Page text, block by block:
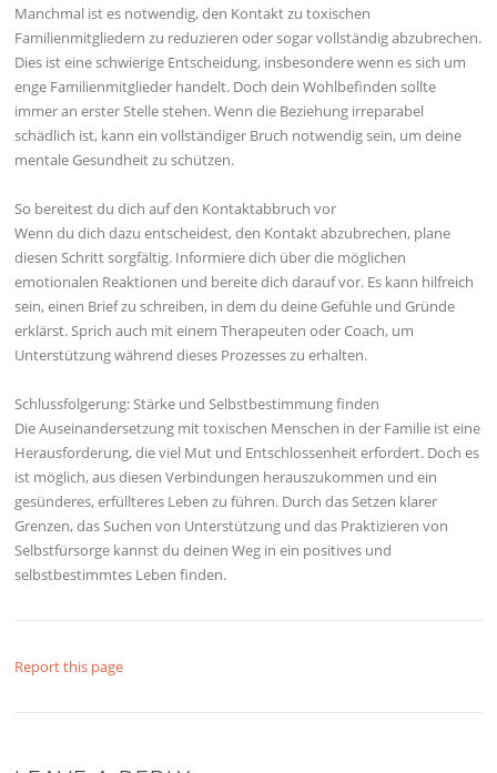
Manchmal ist es notwendig, den Kontakt zu toxischen
Familienmitgliedern zu reduzieren oder sogar vollständig abzubrechen.
Dies ist eine schwierige Entscheidung, insbesondere wenn es sich um
enge Familienmitglieder handelt. Doch dein Wohlbefinden sollte
immer an erster Stelle stehen. Wenn die Beziehung irreparabel
schädlich ist, kann ein vollständiger Bruch notwendig sein, um deine
mentale Gesundheit zu schützen.
So bereitest du dich auf den Kontaktabbruch vor
Wenn du dich dazu entscheidest, den Kontakt abzubrechen, plane
diesen Schritt sorgfältig. Informiere dich über die möglichen
emotionalen Reaktionen und bereite dich darauf vor. Es kann hilfreich
sein, einen Brief zu schreiben, in dem du deine Gefühle und Gründe
erklärst. Sprich auch mit einem Therapeuten oder Coach, um
Unterstützung während dieses Prozesses zu erhalten.
Schlussfolgerung: Stärke und Selbstbestimmung finden
Die Auseinandersetzung mit toxischen Menschen in der Familie ist eine
Herausforderung, die viel Mut und Entschlossenheit erfordert. Doch es
ist möglich, aus diesen Verbindungen herauszukommen und ein
gesünderes, erfüllteres Leben zu führen. Durch das Setzen klarer
Grenzen, das Suchen von Unterstützung und das Praktizieren von
Selbstfürsorge kannst du deinen Weg in ein positives und
selbstbestimmtes Leben finden.
Report this page